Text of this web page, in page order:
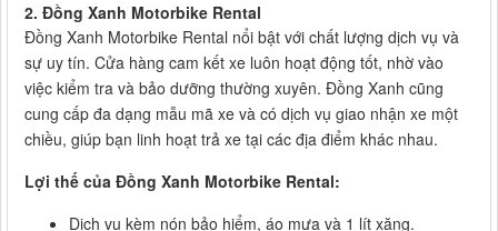
2. Đồng Xanh Motorbike Rental
Đồng Xanh Motorbike Rental nổi bật với chất lượng dịch vụ và
sự uy tín. Cửa hàng cam kết xe luôn hoạt động tốt, nhờ vào
việc kiểm tra và bảo dưỡng thường xuyên. Đồng Xanh cũng
cung cấp đa dạng mẫu mã xe và có dịch vụ giao nhận xe một
chiều, giúp bạn linh hoạt trả xe tại các địa điểm khác nhau.
Lợi thế của Đồng Xanh Motorbike Rental:
Dịch vụ kèm nón bảo hiểm, áo mưa và 1 lít xăng.